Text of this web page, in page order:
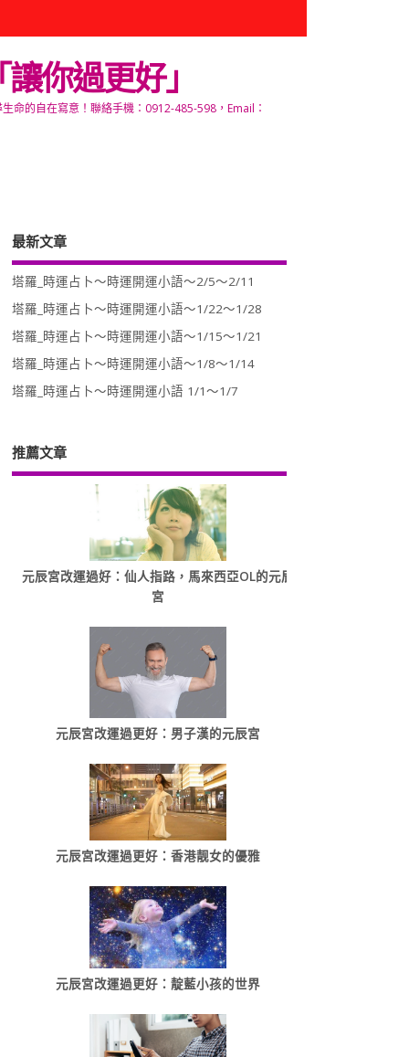
你過更好」
命的自在寫意！聯絡手機：0912-485-598，Email：
最新文章
塔羅_時運占卜～時運開運小語～2/5～2/11
塔羅_時運占卜～時運開運小語～1/22～1/28
塔羅_時運占卜～時運開運小語～1/15～1/21
塔羅_時運占卜～時運開運小語～1/8～1/14
塔羅_時運占卜～時運開運小語 1/1～1/7
推薦文章
元辰宮改運過好：仙人指路，馬來西亞OL的元辰
宮
元辰宮改運過更好：男子漢的元辰宮
元辰宮改運過更好：香港靓女的優雅
元辰宮改運過更好：靛藍小孩的世界